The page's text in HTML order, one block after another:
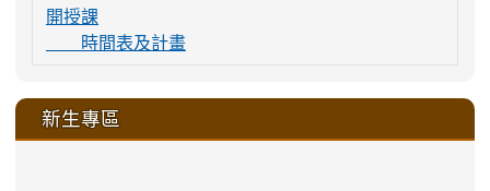
開授課
時間表及計畫
新生專區